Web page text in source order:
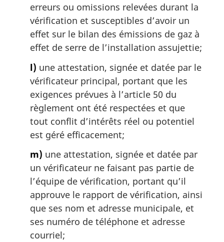
erreurs ou omissions relevées durant la
vérification et susceptibles d’avoir un
effet sur le bilan des émissions de gaz à
effet de serre de l’installation assujettie;
l) une attestation, signée et datée par le
vérificateur principal, portant que les
exigences prévues à l’article 50 du
règlement ont été respectées et que
tout conflit d’intérêts réel ou potentiel
est géré efficacement;
m) une attestation, signée et datée par
un vérificateur ne faisant pas partie de
l’équipe de vérification, portant qu’il
approuve le rapport de vérification, ainsi
que ses nom et adresse municipale, et
ses numéro de téléphone et adresse
courriel;